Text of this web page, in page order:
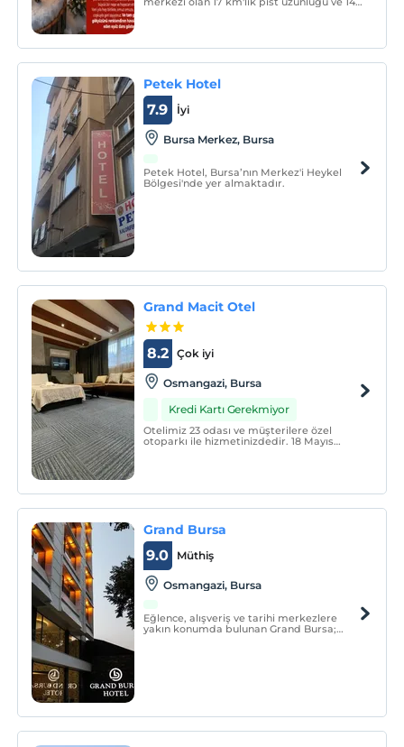
Petek Hotel
İyi
7.9
Bursa Merkez, Bursa
Petek Hotel, Bursa’nın Merkez'i Heykel
Bölgesi'nde yer almaktadır.
Grand Macit Otel
Çok iyi
8.2
Osmangazi, Bursa
Kredi Kartı Gerekmiyor
Otelimiz 23 odası ve müşterilere özel
otoparkı ile hizmetinizdedir. 18 Mayıs
Grand Bursa
Müthiş
9.0
Osmangazi, Bursa
Eğlence, alışveriş ve tarihi merkezlere
yakın konumda bulunan Grand Bursa;